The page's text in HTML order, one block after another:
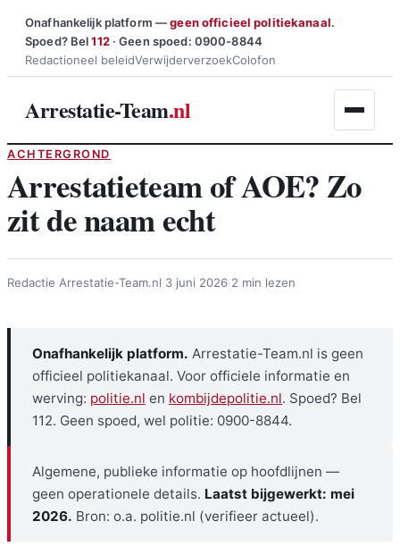
Ga
naar
Onafhankelijk platform —geen officieel politiekanaal.
Spoed? Bel112· Geen spoed: 0900-8844
Redactioneel beleidVerwijderverzoekColofon
Arrestatie-Team.nl
ACHTERGROND
Arrestatieteam of AOE? Zo
zit de naam echt
Redactie Arrestatie-Team.nl·3 juni 2026·2 min lezen
Onafhankelijk platform. Arrestatie-Team.nl is geen
officieel politiekanaal. Voor officiele informatie en
werving: politie.nl en kombijdepolitie.nl. Spoed? Bel
112. Geen spoed, wel politie: 0900-8844.
Algemene, publieke informatie op hoofdlijnen —
geen operationele details. Laatst bijgewerkt: mei
2026. Bron: o.a. politie.nl (verifieer actueel).